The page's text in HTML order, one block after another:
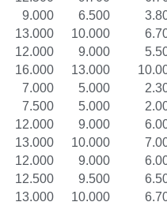
9.000
12.000
13.000
16.000
12.000
15.000
16.000
19.000
7.000
10.000
7.500
10.000
12.000
15.000
13.000
16.000
12.000
15.000
12.500
15.500
13.000
16.000